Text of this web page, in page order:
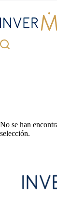
contenido
No se han
selección.